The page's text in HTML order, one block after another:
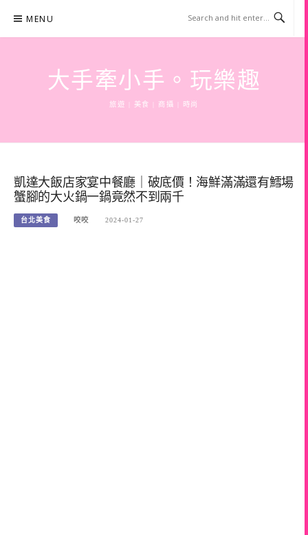
content
MENU
大手牽小手。玩樂趣
旅遊 | 美食 | 商攝 | 時尚
凱達大飯店家宴中餐廳｜破底價！海鮮滿滿還有鱈場
蟹腳的大火鍋一鍋竟然不到兩千
台北美食 咬咬 2024-01-27